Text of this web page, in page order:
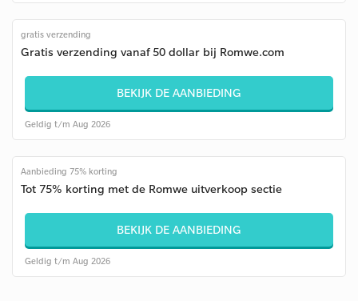
gratis verzending
Gratis verzending vanaf 50 dollar bij Romwe.com
BEKIJK DE AANBIEDING
Geldig t/m Aug 2026
Aanbieding 75% korting
Tot 75% korting met de Romwe uitverkoop sectie
BEKIJK DE AANBIEDING
Geldig t/m Aug 2026